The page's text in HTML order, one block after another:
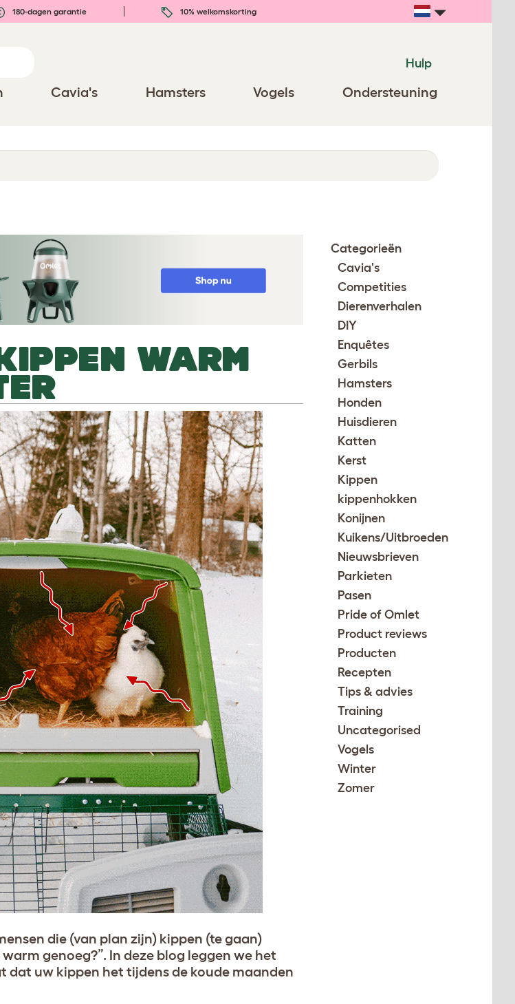
180-dagen garantie 10% welkomskorting
Hulp
Cavia's Hamsters Vogels Ondersteuning
WARM
die (van plan zijn) kippen (te gaan)
genoeg?”. In deze blog leggen we het
uw kippen het tijdens de koude maanden
Categorieën
Cavia's
Competities
Dierenverhalen
DIY
Enquêtes
Gerbils
Hamsters
Honden
Huisdieren
Katten
Kerst
Kippen
kippenhokken
Konijnen
Kuikens/Uitbroeden
Nieuwsbrieven
Parkieten
Pasen
Pride of Omlet
Product reviews
Producten
Recepten
Tips & advies
Training
Uncategorised
Vogels
Winter
Zomer